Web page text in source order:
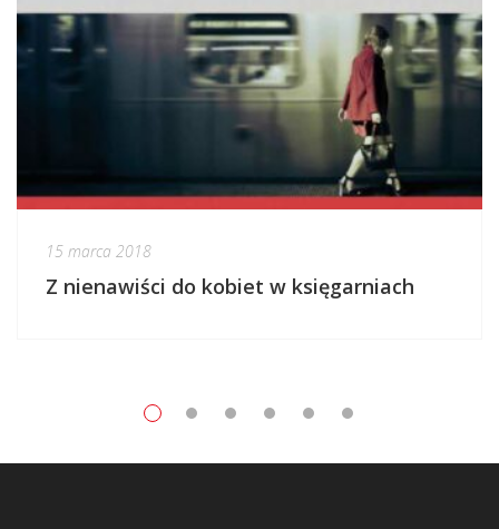
15 marca 2018
Z nienawiści do kobiet w księgarniach